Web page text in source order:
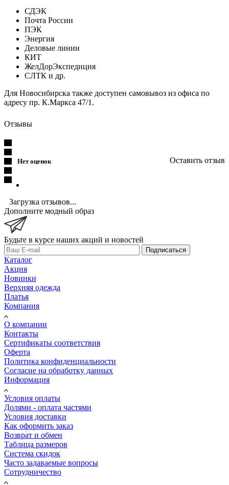
СДЭК
Почта России
ПЭК
Энергия
Деловые линии
КИТ
ЖелДорЭкспедиция
СЛТК и др.
Для Новосибирска также доступен самовывоз из офиса по
адресу пр. К.Маркса 47/1.
Отзывы
Нет оценок Оставить отзыв
Загрузка отзывов...
Дополните модный образ
Будьте в курсе наших акций и новостей
Подписаться
Каталог
Акция
Новинки
Верхняя одежда
Платья
Компания
О компании
Контакты
Сертификаты соответствия
Оферта
Политика конфиденциальности
Согласие на обработку данных
Информация
Условия оплаты
Долями - оплата частями
Условия доставки
Как оформить заказ
Возврат и обмен
Таблица размеров
Система скидок
Часто задаваемые вопросы
Сотрудничество